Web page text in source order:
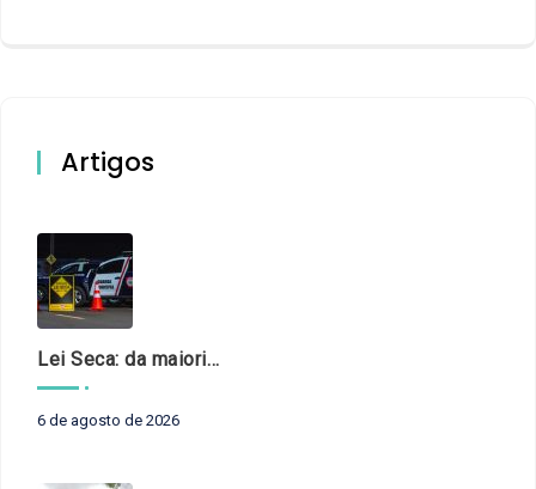
Artigos
Lei Seca: da maioridade à maturidade
6 de agosto de 2026